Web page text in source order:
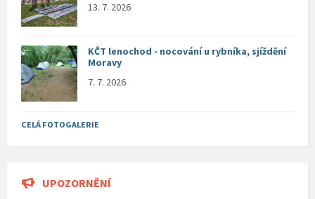
13. 7. 2026
KČT lenochod - nocování u rybníka, sjíždění
Moravy
7. 7. 2026
CELÁ FOTOGALERIE
UPOZORNĚNÍ